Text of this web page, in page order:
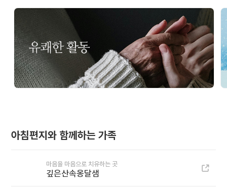
아침편지와 함께하는 가족
마음을 마음으로 치유하는 곳
깊은산속옹달샘